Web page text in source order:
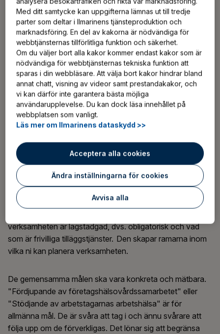
företagshälsovården samt samtal med
företagshälsovården ger mer information om hur
företagshälsovården bäst betjänar din arbetsplats.
Reservera tillräckligt med tid för att kartlägga nuläget och
identifiera de viktigaste riskerna för arbetsoförmåga samt
för utvecklingsmål.
Ställ praktiska och mätbara mål
Därefter kommer ni överens med företagshälsovården om
några av de viktigaste målen för
företagshälsovårdssamarbetet. Kom även överens om
åtgärderna genom vilka ni strävar efter att uppnå målen.
verksamheten är lagstadgad, dvs. obligatorisk och vad
som är frivilliga tilläggstjänster. Den skapar ramarna inom
vilka ni kan planera verksamheten.
De gemensamma målen ska vara konkreta och mätbara.
"Fördjupande av företagshälsovårdssamarbetet" eller
"Stödjande av arbetstagarnas arbetshälsa" är för
allmänna mål. De är svåra att tag i och ännu svårare att
följa upp om de förverkligas. Det lönar sig att begränsa
Med ditt samtycke kan uppgifterna lämnas ut till tredje
parter som deltar i Ilmarinens tjänsteproduktion och
marknadsföring. En del av kakorna är nödvändiga för
webbtjänsternas tillförlitliga funktion och säkerhet.
Om du väljer bort alla kakor kommer endast kakor som är
nödvändiga för webbtjänsternas tekniska funktion att
sparas i din webbläsare. Att välja bort kakor hindrar bland
annat chatt, visning av videor samt prestandakakor, och
vi kan därför inte garantera bästa möjliga
användarupplevelse. Du kan dock läsa innehållet på
webbplatsen som vanligt.
Läs mer om Ilmarinens dataskydd >>
Acceptera alla cookies
Ändra inställningarna för cookies
Avvisa alla